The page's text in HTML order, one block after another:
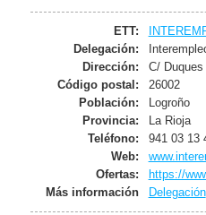
ETT:
Delegación:
Dirección:
C/
Código postal:
26002
Población:
Logroño
Provincia:
La Rioja
Teléfono:
941 03 13
Web:
Ofertas:
https://
Más información
Delegación